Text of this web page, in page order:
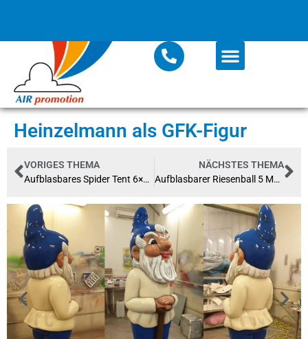
Heinzelmann als GFK-Figur
VORIGES THEMA
Aufblasbares Spider Tent 6×4 m
NÄCHSTES THEMA
Aufblasbarer Riesenball 5 Meter